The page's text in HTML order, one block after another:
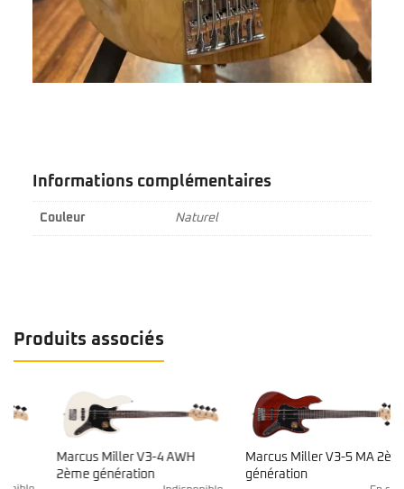
Informations complémentaires
Couleur Naturel
Produits associés
Marcus Miller V3-4 AWH
2ème génération
Marcus Miller V3-5 MA 2ème
génération